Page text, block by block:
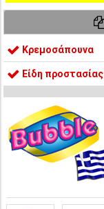
Κρεμοσάπουνα
Είδη προστασίας